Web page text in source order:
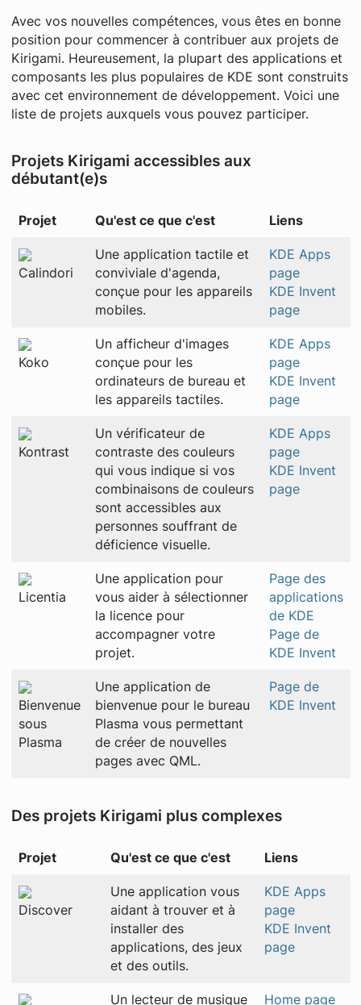
Avec vos nouvelles compétences, vous êtes en bonne
position pour commencer à contribuer aux projets de
Kirigami. Heureusement, la plupart des applications et
composants les plus populaires de KDE sont construits
avec cet environnement de développement. Voici une
liste de projets auxquels vous pouvez participer.
Projets Kirigami accessibles aux
débutant(e)s
Projet Qu'est ce que c'est Liens
Calindori
Une application tactile et
conviviale d'agenda,
conçue pour les appareils
mobiles.
KDE Apps
page
KDE Invent
page
Koko
Un afficheur d'images
conçue pour les
ordinateurs de bureau et
les appareils tactiles.
KDE Apps
page
KDE Invent
page
Kontrast
Un vérificateur de
contraste des couleurs
qui vous indique si vos
combinaisons de couleurs
sont accessibles aux
personnes souffrant de
déficience visuelle.
KDE Apps
page
KDE Invent
page
Licentia
Une application pour
vous aider à sélectionner
la licence pour
accompagner votre
projet.
Page des
applications
de KDE
Page de
KDE Invent
Bienvenue
sous
Plasma
Une application de
bienvenue pour le bureau
Plasma vous permettant
de créer de nouvelles
pages avec QML.
Page de
KDE Invent
Des projets Kirigami plus complexes
Projet Qu'est ce que c'est Liens
Discover
Une application vous
aidant à trouver et à
installer des
applications, des jeux
et des outils.
KDE Apps
page
KDE Invent
page
Un lecteur de musique Home page